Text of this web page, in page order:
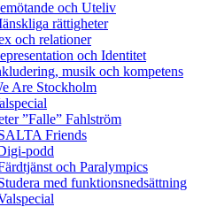
och Uteliv
rättigheter
och relationer
och Identitet
musik och kompetens
Are Stockholm
”Falle” Fahlström
Friends
podd
och Paralympics
med funktionsnedsättning